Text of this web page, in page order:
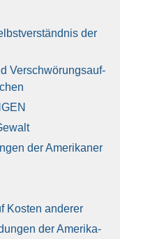
der
Ver­schwö­rungs­auf­
der Ame­ri­ka­ner
Kos­ten ande­rer
der Ame­ri­ka­